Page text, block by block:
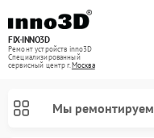
FIX-INNO3D
Ремонт устройств inno3D
Специализированный
cервисный центр г.Москва
Мы ремонтируем